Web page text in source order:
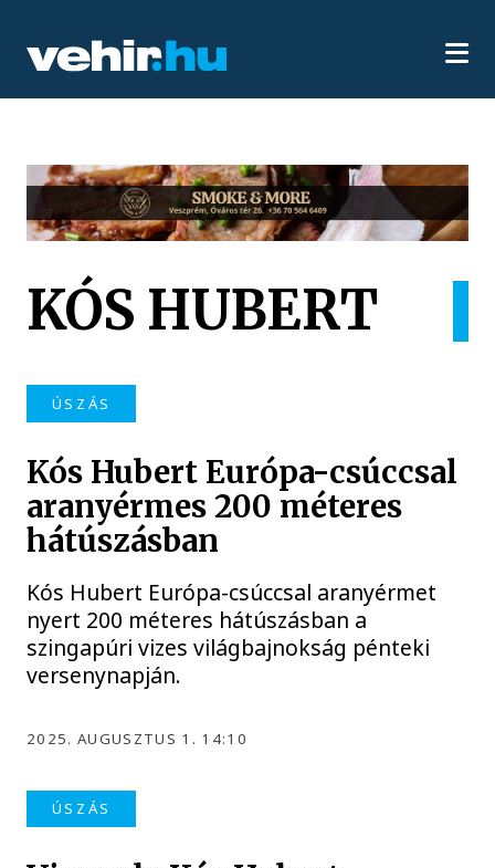
KÓS HUBERT
ÚSZÁS
Kós Hubert Európa-csúccsal
aranyérmes 200 méteres
hátúszásban
Kós Hubert Európa-csúccsal aranyérmet
nyert 200 méteres hátúszásban a
szingapúri vizes világbajnokság pénteki
versenynapján.
2025. AUGUSZTUS 1. 14:10
ÚSZÁS